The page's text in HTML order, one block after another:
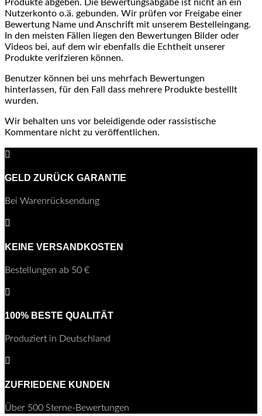
Produkte abgeben. Die Bewertungsabgabe ist nicht an ein
Nutzerkonto o.ä. gebunden. Wir prüfen vor Freigabe einer
Bewertung Name und Anschrift mit unserem Bestelleingang.
In den meisten Fällen liegen den Bewertungen Bilder oder
Videos bei, auf dem wir ebenfalls die Echtheit unserer
Produkte verifzieren können.
Benutzer können bei uns mehrfach Bewertungen
hinterlassen, für den Fall dass mehrere Produkte bestelllt
wurden.
Wir behalten uns vor beleidigende oder rassistische
Kommentare nicht zu veröffentlichen.

GELD ZURÜCK GARANTIE
Bei Warenrücksendung

KEINE VERSANDKOSTEN
Bestellungen ab 50 €

100% BESTE QUALITÄT
Produziert in Deutschland

ZUFRIEDENE KUNDEN
Über 500 Sterne-Bewertungen